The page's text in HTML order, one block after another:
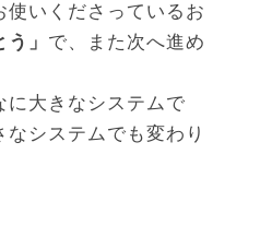
使いくださっているお
う」 で、また次へ進め
に大きなシステムで
なシステムでも変わり